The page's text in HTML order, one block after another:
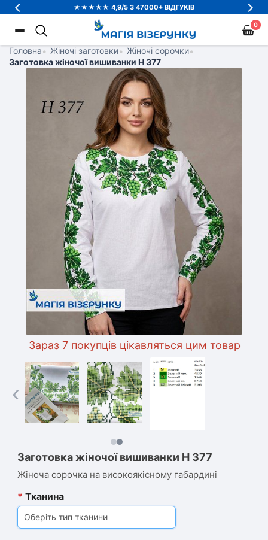
★★★★★ 4,9/5 З 47000+ ВІДГУКІВ
0
Головна• Жіночі заготовки• Жіночі сорочки•
Заготовка жіночої вишиванки Н 377
Зараз 7 покупців цікавляться цим товаром
‹
Заготовка жіночої вишиванки Н 377
Жіноча сорочка на високоякісному габардині
* Тканина
Оберіть тип тканини